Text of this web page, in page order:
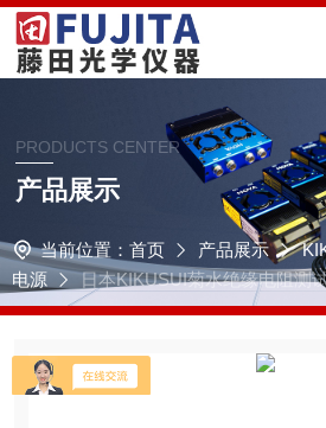
PRODUCTS CENTER
产品展示
当前位置： 首页 产品展示
电源
日本KIKUSUI菊水绝缘电阻测